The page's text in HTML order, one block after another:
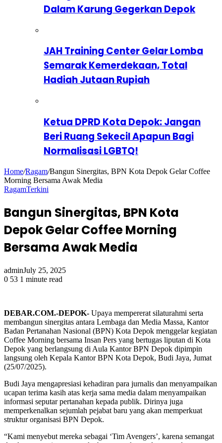
Dalam Karung Gegerkan Depok
JAH Training Center Gelar Lomba
Semarak Kemerdekaan, Total
Hadiah Jutaan Rupiah
Ketua DPRD Kota Depok: Jangan
Beri Ruang Sekecil Apapun Bagi
Normalisasi LGBTQ!
Home/Ragam/Bangun Sinergitas, BPN Kota Depok Gelar Coffee
Morning Bersama Awak Media
RagamTerkini
Bangun Sinergitas, BPN Kota
Depok Gelar Coffee Morning
Bersama Awak Media
adminJuly 25, 2025
0 53 1 minute read
DEBAR.COM.-DEPOK- Upaya mempererat silaturahmi serta
membangun sinergitas antara Lembaga dan Media Massa, Kantor
Badan Pertanahan Nasional (BPN) Kota Depok menggelar kegiatan
Coffee Morning bersama Insan Pers yang bertugas liputan di Kota
Depok yang berlangsung di Aula Kantor BPN Depok dipimpin
langsung oleh Kepala Kantor BPN Kota Depok, Budi Jaya, Jumat
(25/07/2025).
Budi Jaya mengapresiasi kehadiran para jurnalis dan menyampaikan
ucapan terima kasih atas kerja sama media dalam menyampaikan
informasi seputar pertanahan kepada publik. Dirinya juga
memperkenalkan sejumlah pejabat baru yang akan memperkuat
struktur organisasi BPN Depok.
“Kami menyebut mereka sebagai ‘Tim Avengers’, karena semangat